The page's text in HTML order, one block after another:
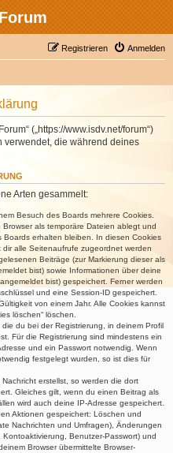
Anmelden
Registrieren
(„https://www.isdv.net/forum“)
verwendet, die während deines
Arten gesammelt:
Besuch des Boards mehrere Cookies.
als temporäre Dateien ablegt und
erhalten bleiben. In diesen Cookies
alle Seitenaufrufe zugeordnet werden
Beiträge (zur Markierung dieser als
bist) sowie Informationen über deine
bist) gespeichert. Ferner werden
und eine Session-ID gespeichert.
von einem Jahr. Alle Cookies kannst
löschen“ löschen.
du bei der Registrierung, in deinem Profil
Für die Registrierung sind mindestens ein
und ein Passwort notwendig. Wenn
festgelegt wurden, so ist dies für
erstellst, so werden die dort
Gleiches gilt, wenn du einen Beitrag als
wird auch deine IP-Adresse gespeichert.
Aktionen gespeichert: Löschen und
Nachrichten und Umfragen), Änderungen
Benutzer-Passwort) und
Browser übermittelte Browser-